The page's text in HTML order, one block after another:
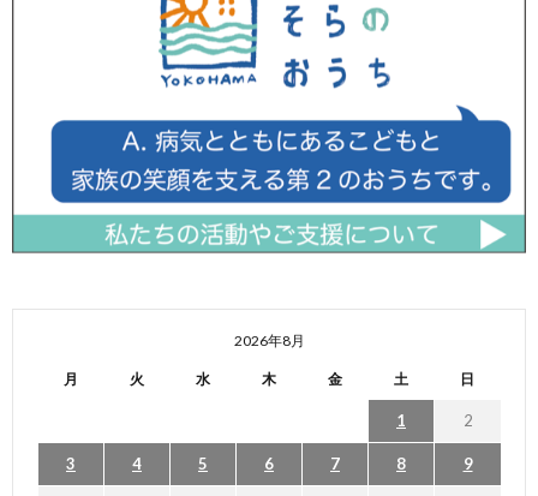
2026年8月
月 火 水 木 金 土 日
1 2
3 4 5 6 7 8 9